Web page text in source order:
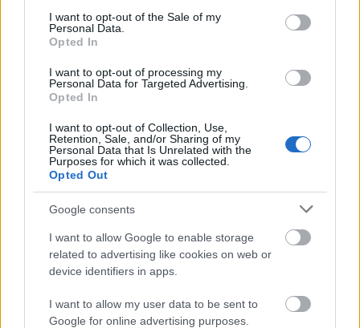
consent section.
I want to opt-out of the Sale of my
Personal Data.
Opted In
I want to opt-out of processing my
Personal Data for Targeted Advertising.
Opted In
I want to opt-out of Collection, Use,
Retention, Sale, and/or Sharing of my
Personal Data that Is Unrelated with the
Purposes for which it was collected.
Opted Out
Google consents
I want to allow Google to enable storage
related to advertising like cookies on web or
device identifiers in apps.
I want to allow my user data to be sent to
Google for online advertising purposes.
Parraghramma.
16 éve
@elefes: a "bácsi" (kb ki van csukva, hogy ezt a profi
cuccot egy ingerült pszichopata össze tudná hozni...)
hiányolja az ELSŐ trilógia koherens és konzekvens
történetvezetését, az egyértelműsített oppozíciót és a
karaktereket. (Nem a hihetőket, nem az élettel
telieket, hanem a karaktereket, úgy általában. Lásd
Linko mutatása, a fejem búbja fölött.) Míg a 4. és 5.
rész masszív és büszkén egyszerű fantasy-mese-
mítosz vázán a lézerpukk és a lucasi piacfíling csak
divatteremtő konfekció volt, addig A baljós
árnyakban a politikai teszetoszaság és a matiné-
intrika csálé rugóira lett rágöncölve a pixel- és
majomparádé, ráadásul erre még a prequelek
szörnyű terhe, az okoskodó demitizálás is
rátehénkedik. A naiv űreposzból így lett diplomáciai